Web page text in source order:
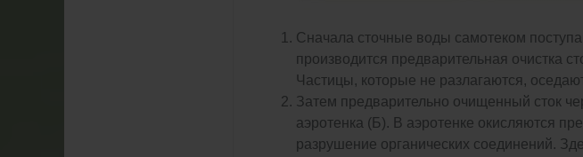
Сначала сточные воды самотеком
производится предварительная очистка
Частицы, которые не разлагаются,
Затем предварительно очищенный сток
аэротенка (Б). В аэротенке окисляются
разрушение органических соединений.